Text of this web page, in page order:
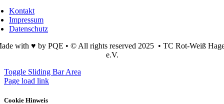
Kontakt
Impressum
Datenschutz
with ♥ by PQE • © All rights reserved 2025 • TC Rot-Weiß
e.V.
Toggle Sliding Bar Area
Page load link
Cookie Hinweis